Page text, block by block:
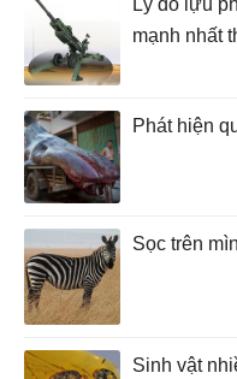
Lý do lựu
mạnh nhất
Phát hiện
Sọc trên
Sinh vật